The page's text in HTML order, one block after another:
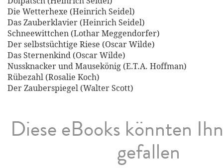
Die Wetterhexe (Heinrich Seidel)
Das Zauberklavier (Heinrich Seidel)
Schneewittchen (Lothar Meggendorfer)
Der selbstsüchtige Riese (Oscar Wilde)
Das Sternenkind (Oscar Wilde)
Nussknacker und Mausekönig (E.T.A. Hoffman)
Rübezahl (Rosalie Koch)
Der Zauberspiegel (Walter Scott)
Diese eBooks könnten
gefallen